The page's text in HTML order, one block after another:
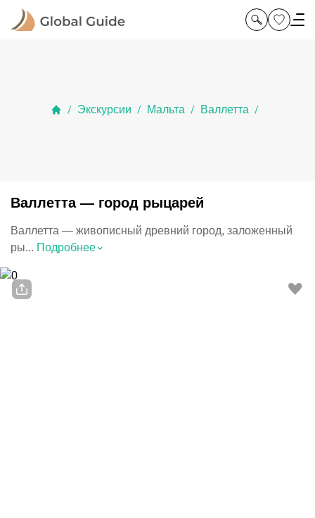
/ Экскурсии / Мальта / Валлетта /
Валлетта — город рыцарей
Валлетта — живописный древний город, заложенный
ры... Подробнее⌃